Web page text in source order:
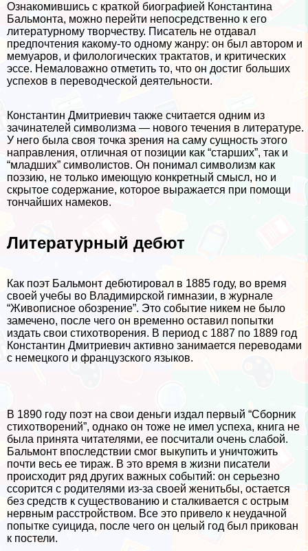
Ознакомившись с краткой биографией Константина
Бальмонта, можно перейти непосредственно к его
литературному творчеству. Писатель не отдавал
предпочтения какому-то одному жанру: он был автором и
мемуаров, и филологических тpaктатов, и критических
эссе. Немаловажно отметить то, что он достиг больших
успехов в переводческой деятельности.
Константин Дмитриевич также считается одним из
зачинателей символизма — нового течения в литературе.
У него была своя точка зрения на саму сущность этого
направления, отличная от позиции как “старших”, так и
“младших” символистов. Он понимал символизм как
поэзию, не только имеющую конкретный смысл, но и
скрытое содержание, которое выражается при помощи
тончайших намеков.
Литературный дебют
Как поэт Бальмонт дебютировал в 1885 году, во время
своей учебы во Владимирской гимназии, в журнале
“Живописное обозрение”. Это событие никем не было
замечено, после чего он временно оставил попытки
издать свои стихотворения. В период с 1887 по 1889 год
Константин Дмитриевич активно занимается переводами
с немецкого и французского языков.
В 1890 году поэт на свои деньги издал первый “Сборник
стихотворений”, однако он тоже не имел успеха, книга не
была принята читателями, ее посчитали очень слабой.
Бальмонт впоследствии смог выкупить и уничтожить
почти весь ее тираж. В это время в жизни писатели
происходит ряд других важных событий: он серьезно
ссорится с родителями из-за своей женитьбы, остается
без средств к существованию и сталкивается с острым
нервным расстройством. Все это привело к неудачной
попытке суицида, после чего он целый год был прикован
к постели.